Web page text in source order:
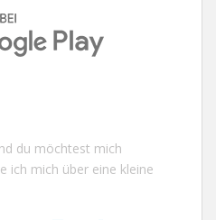
du möchtest mich
ich mich über eine kleine